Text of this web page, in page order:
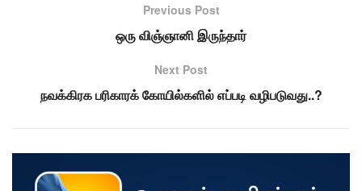
Previous Post
ஒரு விஞ்ஞானி இருந்தார்
Next Post
நவக்கிரக பரிகாரக் கோயில்களில் எப்படி வழிபடுவது..?